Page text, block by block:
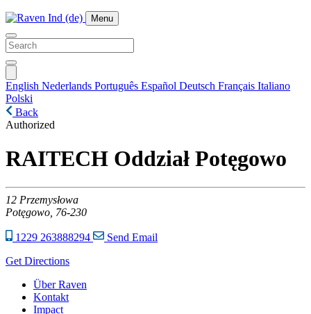
Menu
English Nederlands Português Español Deutsch Français Italiano
Polski
Back
Authorized
RAITECH Oddział Potęgowo
12 Przemysłowa
Potęgowo, 76-230
1229 263888294
Send Email
Get Directions
Über Raven
Kontakt
Impact